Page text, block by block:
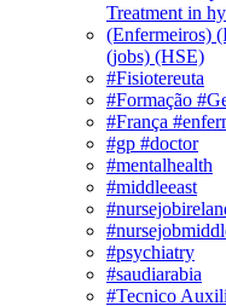
Treatment in
(Enfermeiros)
(jobs) (HSE)
#Fisiotereuta
#Formação
#França
#gp #doctor
#mentalhealth
#middleeast
#psychiatry
#saudiarabia
#Tecnico